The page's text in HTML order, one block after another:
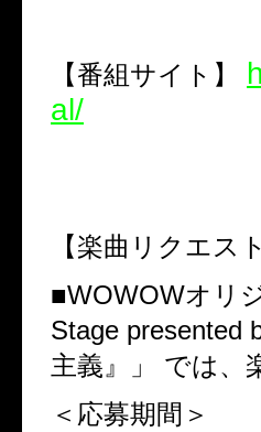
【番組サイト】
al/
【楽曲リクエス
■WOWOWオリ
Stage presented
主義』」 では、
＜応募期間＞